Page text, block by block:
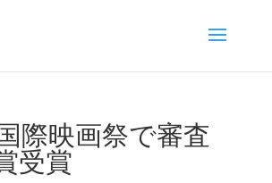
際映画祭で審査
受賞